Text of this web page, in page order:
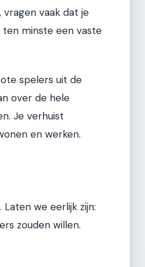
vragen vaak dat je
minste een vaste
spelers uit de
over de hele
Je verhuist
en werken.
we eerlijk zijn:
zouden willen.